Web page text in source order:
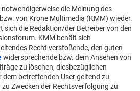
die Meinung des
von Krone Multimedia (KMM) wieder.
sich die Redaktion/der Betreiber von den
KMM behält sich
Recht verstoßende, den guten
widersprechende bzw. dem Ansehen von
zu löschen, diesbezüglichen
betreffenden User geltend zu
Zwecken der Rechtsverfolgung zu